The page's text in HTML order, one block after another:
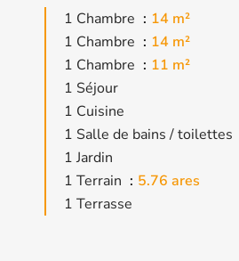
1 Chambre
14 m²
1 Chambre
14 m²
1 Chambre
11 m²
1 Séjour
1 Cuisine
1 Salle de bains / toilettes
1 Jardin
1 Terrain
5.76 ares
1 Terrasse